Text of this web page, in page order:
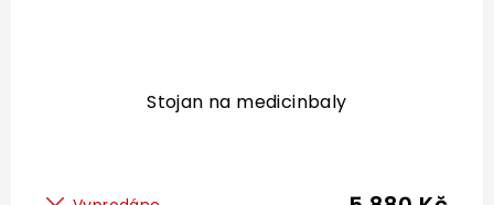
Stojan na medicinbaly